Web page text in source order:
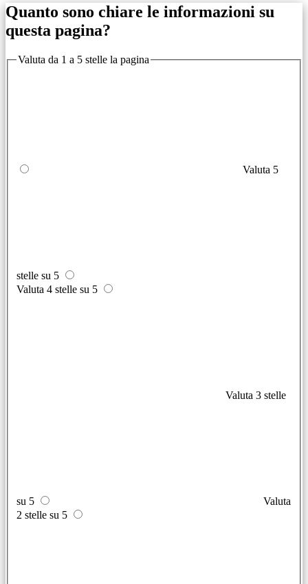
Quanto sono chiare le informazioni su
questa pagina?
Valuta da 1 a 5 stelle la pagina
Valuta 5
stelle su 5
Valuta 4 stelle su 5
Valuta 3 stelle
su 5
Valuta
2 stelle su 5